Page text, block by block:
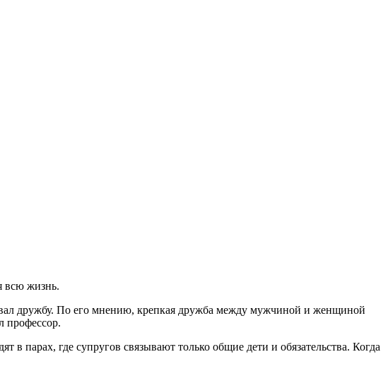
всю жизнь.
дружбу. По его мнению, крепкая дружба между мужчиной и женщиной
профессор.
парах, где супругов связывают только общие дети и обязательства. Когда